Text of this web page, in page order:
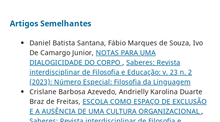
Artigos Semelhantes
Daniel Batista Santana, Fábio Marques de Souza, Ivo
De Camargo Junior, NOTAS PARA UMA
DIALOGICIDADE DO CORPO , Saberes: Revista
interdisciplinar de Filosofia e Educação: v. 23 n. 2
(2023): Número Especial: Filosofia da Linguagem
Crislane Barbosa Azevedo, Andrielly Karolina Duarte
Braz de Freitas, ESCOLA COMO ESPAÇO DE EXCLUSÃO
E A AUSÊNCIA DE UMA CULTURA ORGANIZACIONAL ,